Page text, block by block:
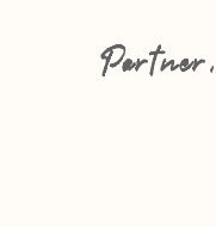
Partner,